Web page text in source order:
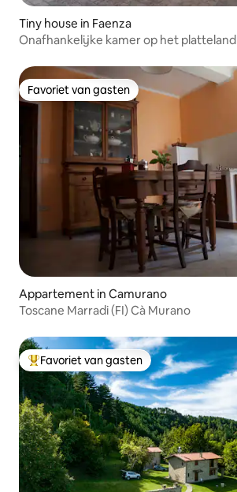
Tiny house in Faenza
Onafhankelijke kamer op het platteland
Favoriet van gasten
Favoriet van gasten
Appartement in Camurano
Toscane Marradi (FI) Cà Murano
Topfavoriet van gasten
Favoriet van gasten